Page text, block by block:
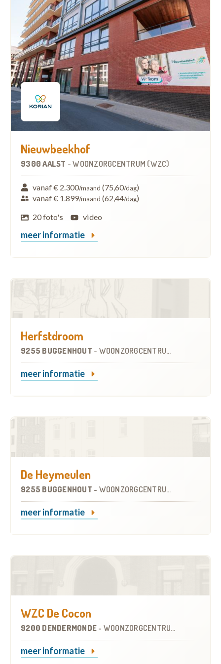
Nieuwbeekhof
9300 AALST -WOONZORGCENTRUM (WZC)
vanaf € 2.300/maand (75,60/dag)
vanaf € 1.899/maand (62,44/dag)
20 foto's
video
meer informatie
Herfstdroom
9255 BUGGENHOUT - WOONZORGCENTRUM (WZC)
meer informatie
De Heymeulen
9255 BUGGENHOUT - WOONZORGCENTRUM (WZC)
meer informatie
WZC De Cocon
9200 DENDERMONDE - WOONZORGCENTRUM (WZC)
meer informatie